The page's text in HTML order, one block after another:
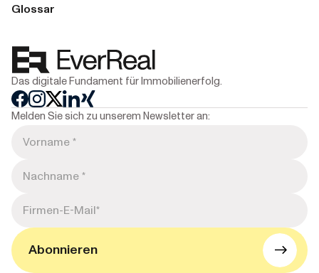
Glossar
Das digitale Fundament für Immobilienerfolg.
Melden Sie sich zu unserem Newsletter an: